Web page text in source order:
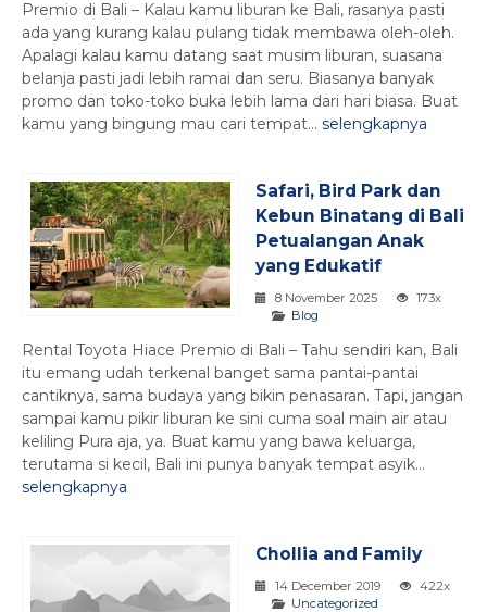
Premio di Bali – Kalau kamu liburan ke Bali, rasanya pasti
ada yang kurang kalau pulang tidak membawa oleh-oleh.
Apalagi kalau kamu datang saat musim liburan, suasana
belanja pasti jadi lebih ramai dan seru. Biasanya banyak
promo dan toko-toko buka lebih lama dari hari biasa. Buat
kamu yang bingung mau cari tempat... selengkapnya
Safari, Bird Park dan
Kebun Binatang di Bali
Petualangan Anak
yang Edukatif
8 November 2025
173x
Blog
Rental Toyota Hiace Premio di Bali – Tahu sendiri kan, Bali
itu emang udah terkenal banget sama pantai-pantai
cantiknya, sama budaya yang bikin penasaran. Tapi, jangan
sampai kamu pikir liburan ke sini cuma soal main air atau
keliling Pura aja, ya. Buat kamu yang bawa keluarga,
terutama si kecil, Bali ini punya banyak tempat asyik...
selengkapnya
Chollia and Family
14 December 2019
422x
Uncategorized